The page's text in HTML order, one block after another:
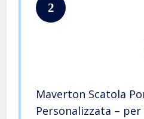
2
Maverton Scatola
Personalizzata –